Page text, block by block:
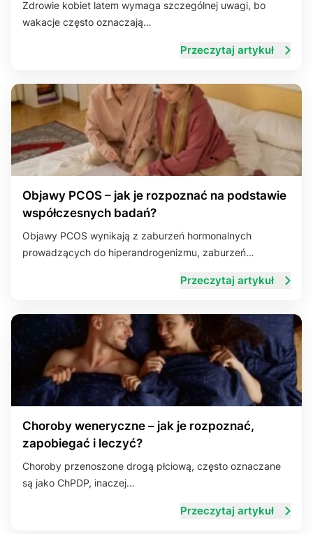
Układ trawienny
Zdrowie kobiet latem wymaga szczególnej uwagi, bo
wakacje często oznaczają…
Przeczytaj artykuł
Objawy PCOS – jak je rozpoznać na podstawie
współczesnych badań?
Objawy PCOS wynikają z zaburzeń hormonalnych
prowadzących do hiperandrogenizmu, zaburzeń…
Przeczytaj artykuł
Choroby weneryczne – jak je rozpoznać,
zapobiegać i leczyć?
Choroby przenoszone drogą płciową, często oznaczane
są jako ChPDP, inaczej…
Przeczytaj artykuł